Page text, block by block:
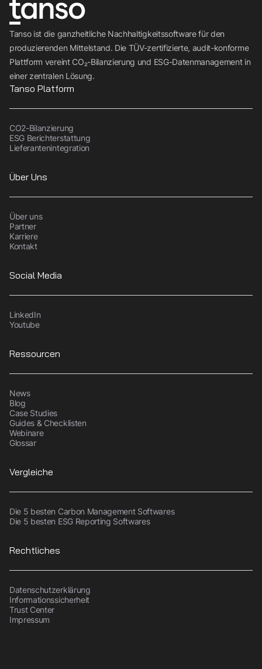
Tanso ist die ganzheitliche Nachhaltigkeitssoftware für den
produzierenden Mittelstand. Die TÜV-zertifizierte, audit-konforme
Plattform vereint CO₂-Bilanzierung und ESG-Datenmanagement in
einer zentralen Lösung.
Tanso Platform
CO2-Bilanzierung
ESG Berichterstattung
Lieferantenintegration
Über Uns
Über uns
Partner
Karriere
Kontakt
Social Media
LinkedIn
Youtube
Ressourcen
News
Blog
Case Studies
Guides & Checklisten
Webinare
Glossar
Vergleiche
Die 5 besten Carbon Management Softwares
Die 5 besten ESG Reporting Softwares
Rechtliches
Datenschutzerklärung
Informationssicherheit
Trust Center
Impressum